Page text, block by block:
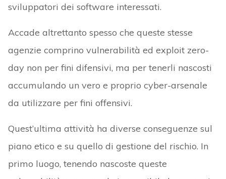
sviluppatori dei software interessati.
Accade altrettanto spesso che queste stesse
agenzie comprino vulnerabilità ed exploit zero-
day non per fini difensivi, ma per tenerli nascosti
accumulando un vero e proprio cyber-arsenale
da utilizzare per fini offensivi.
Quest’ultima attività ha diverse conseguenze sul
piano etico e su quello di gestione del rischio. In
primo luogo, tenendo nascoste queste